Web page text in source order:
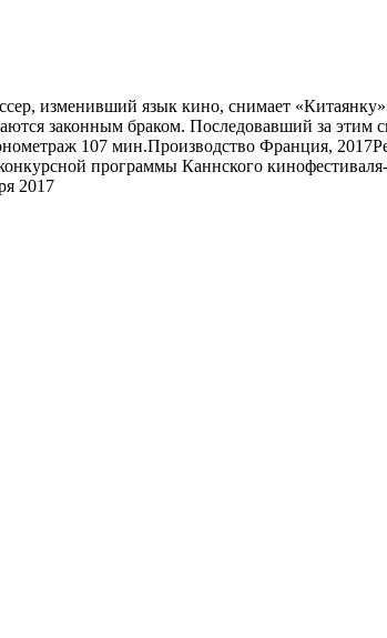
изменивший язык кино, снимает
законным браком. Последовавший за
107 мин.Производство Франция,
программы Каннского
2017